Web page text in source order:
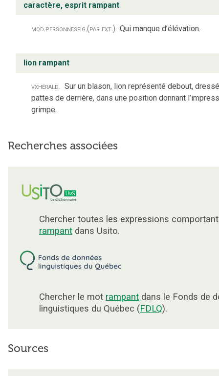
caractère, esprit rampant
mod.personnesfig.(par ext.) Qui manque d’élévation.
lion rampant
vxhérald. Sur un blason, lion représenté debout,
pattes de derrière, dans une position donnant
grimpe.
Recherches associées
Chercher toutes les expressions
rampant dans Usito.
Chercher le mot rampant dans le Fonds de
linguistiques du Québec (FDLQ).
Sources